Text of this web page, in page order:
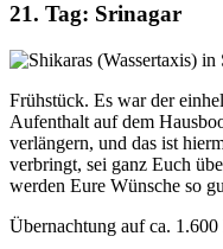
21. Tag: Srinagar
Frühstück. Es war der
Aufenthalt auf dem
verlängern, und das ist
verbringt, sei ganz Euch
werden Eure Wünsche so
Übernachtung auf ca.